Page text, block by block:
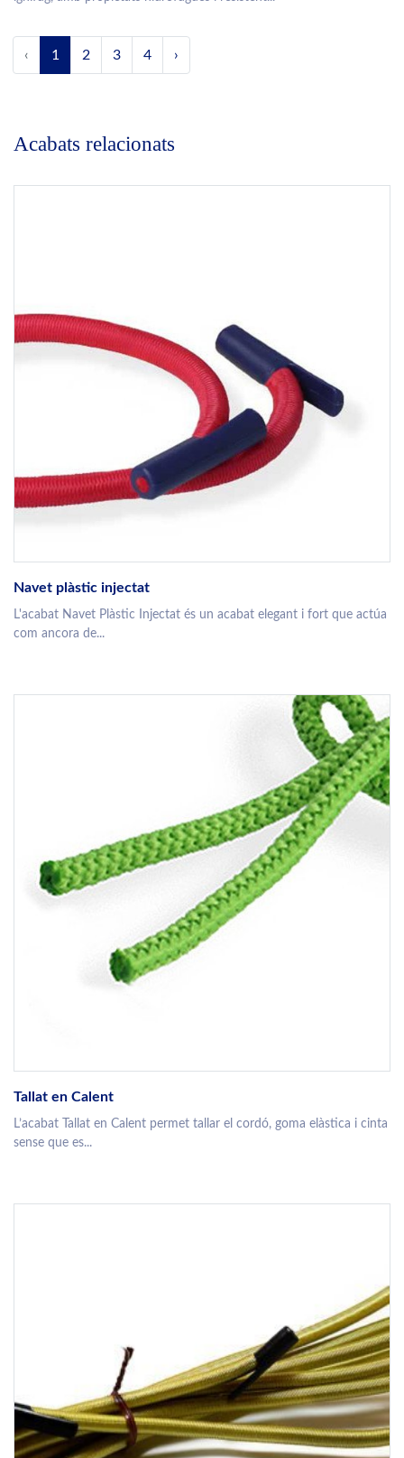
‹ 1 2 3 4 ›
Acabats relacionats
Navet plàstic injectat
L'acabat Navet Plàstic Injectat és un acabat elegant i fort que actúa
com ancora de...
Tallat en Calent
L’acabat Tallat en Calent permet tallar el cordó, goma elàstica i cinta
sense que es...